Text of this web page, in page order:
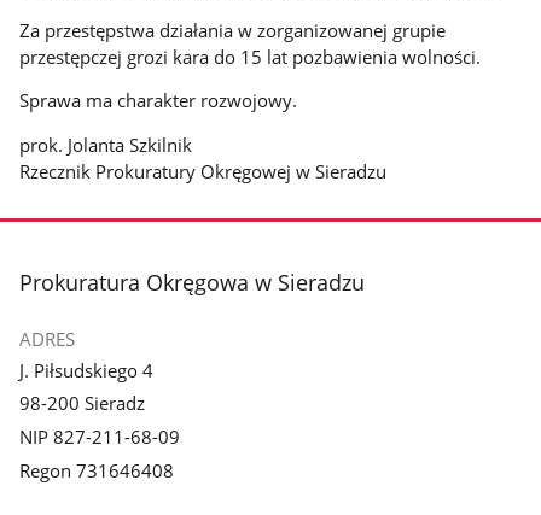
Za przestępstwa działania w zorganizowanej grupie
przestępczej grozi kara do 15 lat pozbawienia wolności.
Sprawa ma charakter rozwojowy.
prok. Jolanta Szkilnik
Rzecznik Prokuratury Okręgowej w Sieradzu
stopka
Prokuratura Okręgowa w Sieradzu
ADRES
J. Piłsudskiego 4
98-200 Sieradz
NIP 827-211-68-09
Regon 731646408